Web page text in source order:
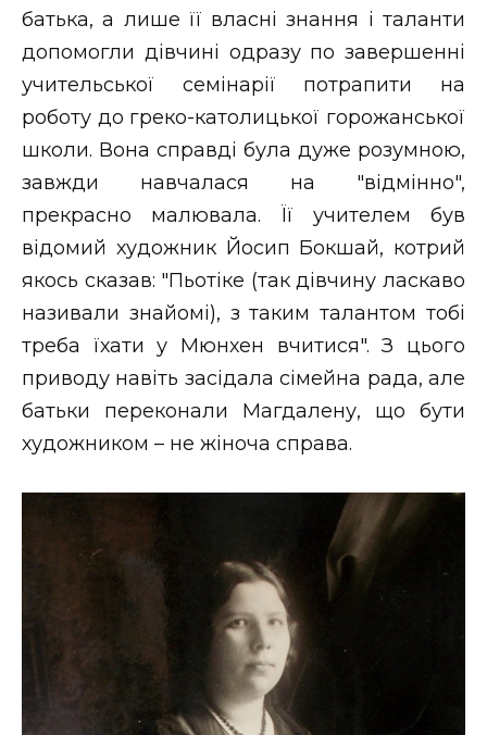
батька, а лише її власні знання і таланти
допомогли дівчині одразу по завершенні
учительської семінарії потрапити на
роботу до греко-католицької горожанської
школи. Вона справді була дуже розумною,
завжди навчалася на "відмінно",
прекрасно малювала. Її учителем був
відомий художник Йосип Бокшай, котрий
якось сказав: "Пьотіке (так дівчину ласкаво
називали знайомі), з таким талантом тобі
треба їхати у Мюнхен вчитися". З цього
приводу навіть засідала сімейна рада, але
батьки переконали Магдалену, що бути
художником – не жіноча справа.